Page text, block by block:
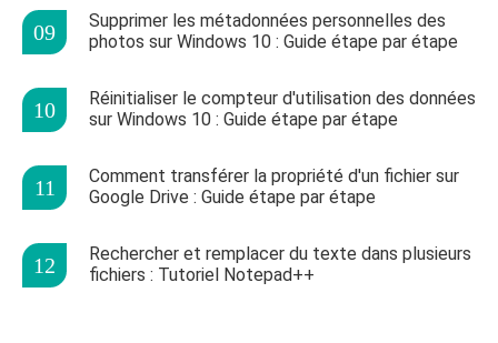
Supprimer les métadonnées personnelles des
photos sur Windows 10 : Guide étape par étape
Réinitialiser le compteur d'utilisation des données
sur Windows 10 : Guide étape par étape
Comment transférer la propriété d'un fichier sur
Google Drive : Guide étape par étape
Rechercher et remplacer du texte dans plusieurs
fichiers : Tutoriel Notepad++